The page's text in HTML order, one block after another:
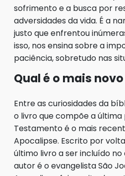
sofrimento e a busca por
adversidades da vida. É a
justo que enfrentou
isso, nos ensina sobre a
paciência, sobretudo nas
Qual é o mais
Entre as curiosidades da
o livro que compõe a
Testamento é o mais
Apocalipse. Escrito por
último livro a ser incluído
autor é o evangelista São